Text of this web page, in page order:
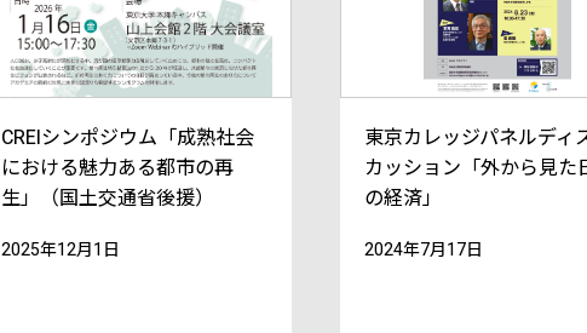
CREIシンポジウム「成熟社会
における魅力ある都市の再
生」（国土交通省後援）
2025年12月1日
東京カレッジパネルディ
カッション「外から見た
の経済」
2024年7月17日